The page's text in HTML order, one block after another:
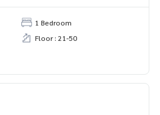
1 Bedroom
Floor : 21-50